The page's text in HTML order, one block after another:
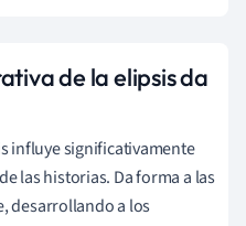
de la elipsis da
influye significativamente
las historias. Da forma a las
desarrollando a los